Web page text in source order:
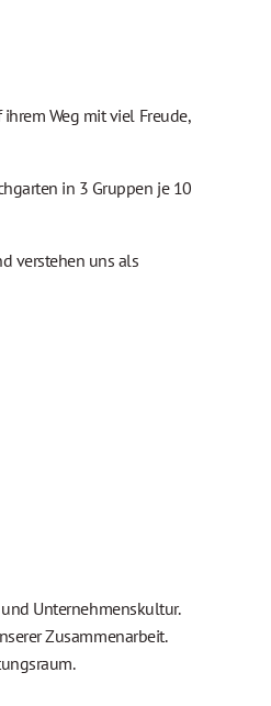
Weg mit viel Freude,
in 3 Gruppen je 10
verstehen uns als
Unternehmenskultur.
Zusammenarbeit.